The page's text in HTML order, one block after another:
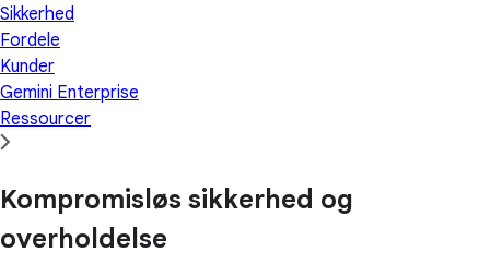
Sikkerhed
Fordele
Kunder
Gemini Enterprise
Ressourcer
Kompromisløs sikkerhed og
overholdelse